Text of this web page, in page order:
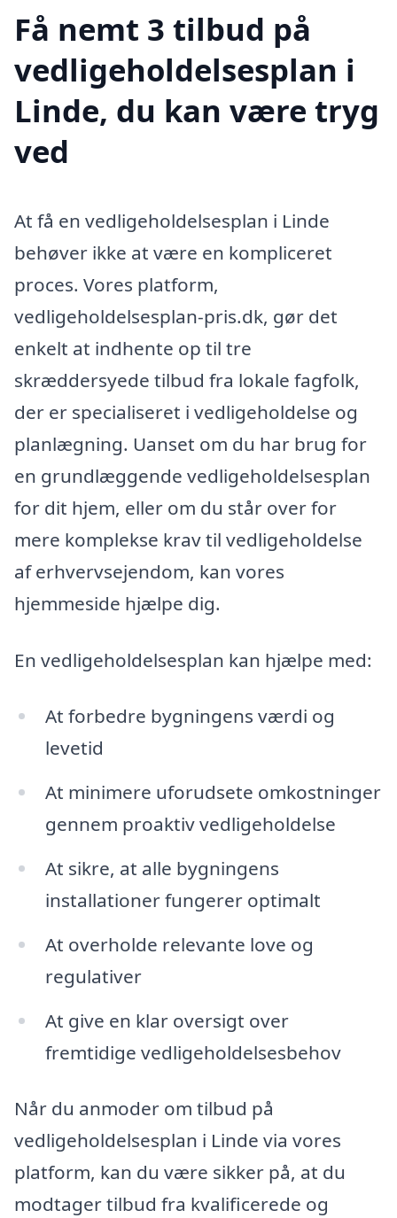
Få nemt 3 tilbud på
vedligeholdelsesplan i
Linde, du kan være tryg
ved
At få en vedligeholdelsesplan i Linde
behøver ikke at være en kompliceret
proces. Vores platform,
vedligeholdelsesplan-pris.dk, gør det
enkelt at indhente op til tre
skræddersyede tilbud fra lokale fagfolk,
der er specialiseret i vedligeholdelse og
planlægning. Uanset om du har brug for
en grundlæggende vedligeholdelsesplan
for dit hjem, eller om du står over for
mere komplekse krav til vedligeholdelse
af erhvervsejendom, kan vores
hjemmeside hjælpe dig.
En vedligeholdelsesplan kan hjælpe med:
At forbedre bygningens værdi og
levetid
At minimere uforudsete omkostninger
gennem proaktiv vedligeholdelse
At sikre, at alle bygningens
installationer fungerer optimalt
At overholde relevante love og
regulativer
At give en klar oversigt over
fremtidige vedligeholdelsesbehov
Når du anmoder om tilbud på
vedligeholdelsesplan i Linde via vores
platform, kan du være sikker på, at du
modtager tilbud fra kvalificerede og